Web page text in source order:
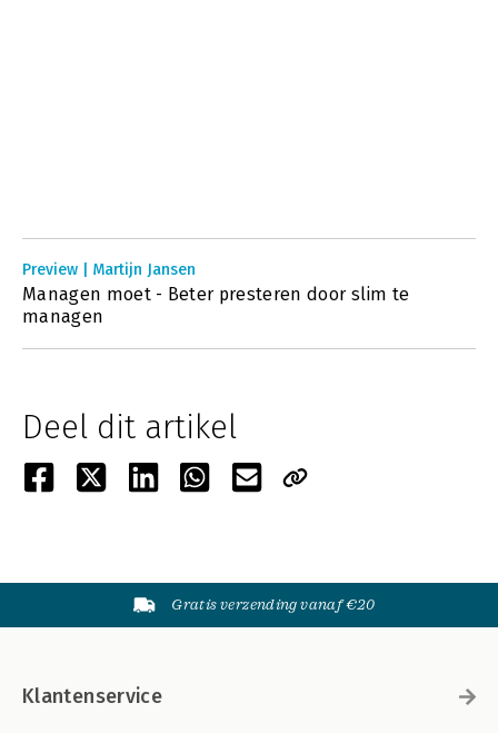
Preview | Martijn Jansen
Managen moet - Beter presteren door slim te
managen
Deel dit artikel
Gratis verzending vanaf €20
Klantenservice